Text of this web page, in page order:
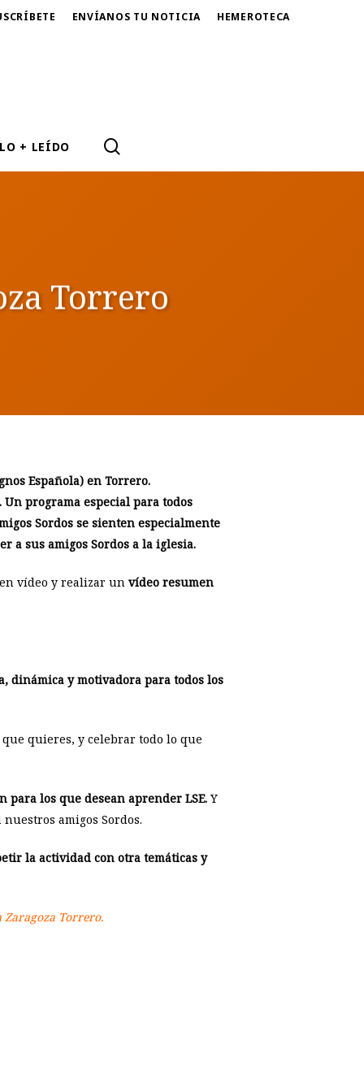
ENVÍANOS TU NOTICIA HEMEROTECA
LO + LEÍDO
Torrero
Española) en Torrero.
programa especial para todos
Sordos se sienten especialmente
a sus amigos Sordos a la iglesia.
vídeo y realizar un vídeo resumen
dinámica y motivadora para todos los
quieres, y celebrar todo lo que
para los que desean aprender LSE. Y
amigos Sordos.
la actividad con otra temáticas y
Zaragoza Torrero.